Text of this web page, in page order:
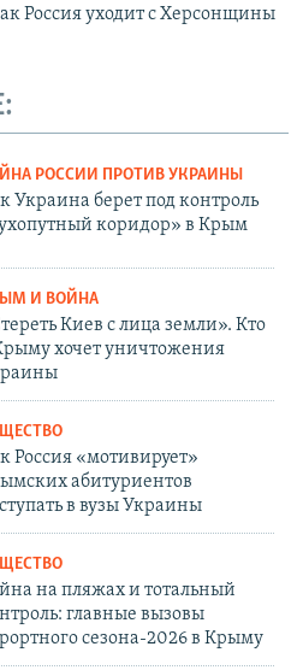
Россия уходит с Херсонщины
РОССИИ ПРОТИВ УКРАИНЫ
Украина берет под контроль
коридор» в Крым
И ВОЙНА
Киев с лица земли». Кто
хочет уничтожения
Россия «мотивирует»
абитуриентов
в вузы Украины
на пляжах и тотальный
главные вызовы
сезона-2026 в Крыму